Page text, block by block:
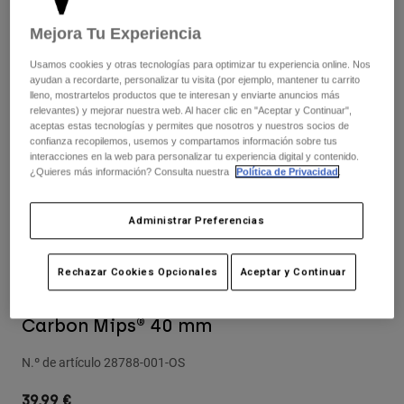
Pantalones largos
Pantalones cortos
Chaquetas y chalecos
Guantes
Protecciones
Gafas de protección
Guantes
Chaquetas
Protecciones
Calcetines
Mochilas y accesorios
Recambios
Camisas
Ver todo
Mujer
Camisetas y tops
Sudaderas
Pantalones
Protecciones
Gafas de Protección
Calcetines
Ver todo
Moto
Camisetas
Pantalones
Protecciones
Guantes
Carbon Mips® 40 mm
N.º de artículo 28788-001-OS
Mejora Tu Experiencia
Usamos cookies y otras tecnologías para optimizar tu experiencia online. Nos
ayudan a recordarte, personalizar tu visita (por ejemplo, mantener tu carrito
lleno, mostrartelos productos que te interesan y enviarte anuncios más
relevantes) y mejorar nuestra web. Al hacer clic en "Aceptar y Continuar",
aceptas estas tecnologías y permites que nosotros y nuestros socios de
confianza recopilemos, usemos y compartamos información sobre tus
interacciones en la web para personalizar tu experiencia digital y contenido.
¿Quieres más información? Consulta nuestra
Política de Privacidad.
Administrar Preferencias
Rechazar Cookies Opcionales Aceptar y Continuar